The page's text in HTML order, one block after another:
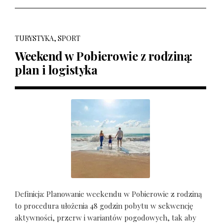
TURYSTYKA, SPORT
Weekend w Pobierowie z rodziną:
plan i logistyka
Definicja: Planowanie weekendu w Pobierowie z rodziną
to procedura ułożenia 48 godzin pobytu w sekwencję
aktywności, przerw i wariantów pogodowych, tak aby